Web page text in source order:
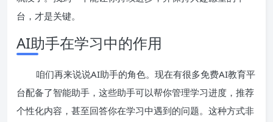
台，才是关键。
AI助手在学习中的作用
咱们再来说说AI助手的角色。现在有很多免费AI教育平
台配备了智能助手，这些助手可以帮你管理学习进度，推荐
个性化内容，甚至回答你在学习中遇到的问题。这种方式非